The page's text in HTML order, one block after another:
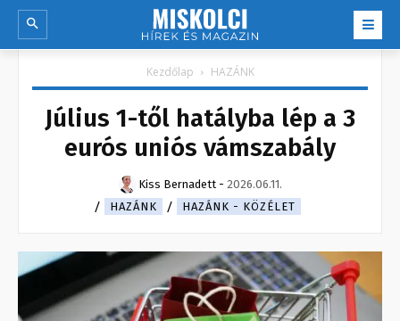
Kezdőlap HAZÁNK
Július 1-től hatályba lép a 3
eurós uniós vámszabály
Kiss Bernadett - 2026.06.11.
HAZÁNK
HAZÁNK - KÖZÉLET